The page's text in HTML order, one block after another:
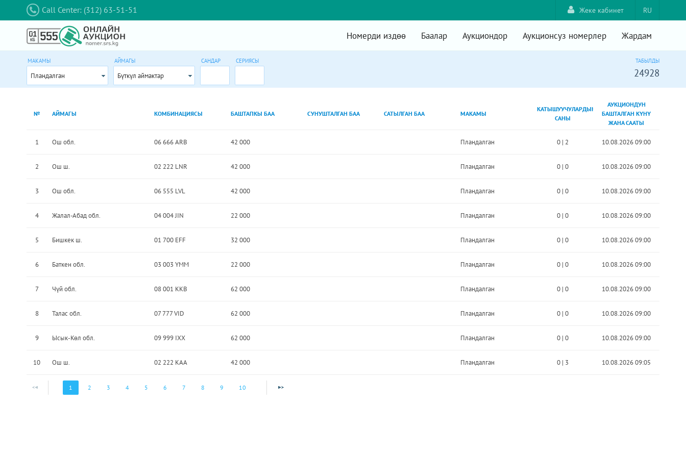
Call Center: (312) 63-51-51 RU
Жеке кабинет
Номерди издөө Баалар Аукциондор Аукционсуз номерлер Жардам
МАКАМЫ
Пландалган
АЙМАГЫ
Бүткүл аймактар
САНДАР СЕРИЯСЫ ТАБЫЛДЫ
24928
№ АЙМАГЫ КОМБИНАЦИЯСЫ БАШТАПКЫ БАА СУНУШТАЛГАН БАА САТЫЛГАН БАА МАКАМЫ
КАТЫШУУЧУЛАРДЫН
САНЫ
АУКЦИОНДУН
БАШТАЛГАН КҮНҮ
ЖАНА СААТЫ
1 Ош обл. 06 666 ARB 42 000 Пландалган 0| 2 10.08.2026 09:00
2 Ош ш. 02 222 LNR 42 000 Пландалган 0| 0 10.08.2026 09:00
3 Ош обл. 06 555 LVL 42 000 Пландалган 0| 0 10.08.2026 09:00
4 Жалал-Абад обл. 04 004 JIN 22 000 Пландалган 0| 0 10.08.2026 09:00
5 Бишкек ш. 01 700 EFF 32 000 Пландалган 0| 0 10.08.2026 09:00
6 Баткен обл. 03 003 YMM 22 000 Пландалган 0| 0 10.08.2026 09:00
7 Чүй обл. 08 001 KKB 62 000 Пландалган 0| 0 10.08.2026 09:00
8 Талас обл. 07 777 VID 62 000 Пландалган 0| 0 10.08.2026 09:00
9 Ысык-Көл обл. 09 999 IXX 62 000 Пландалган 0| 0 10.08.2026 09:00
10 Ош ш. 02 222 KAA 42 000 Пландалган 0| 3 10.08.2026 09:05
1 2 3 4 5 6 7 8 9 10